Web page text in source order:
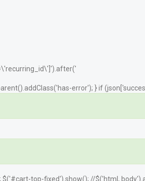
error'); } if
top-fixed').show(); //$('html,